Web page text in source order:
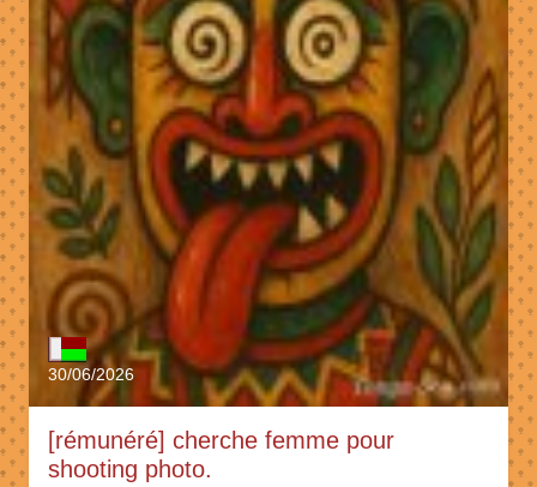
30/06/2026
[rémunéré] cherche femme pour
shooting photo.